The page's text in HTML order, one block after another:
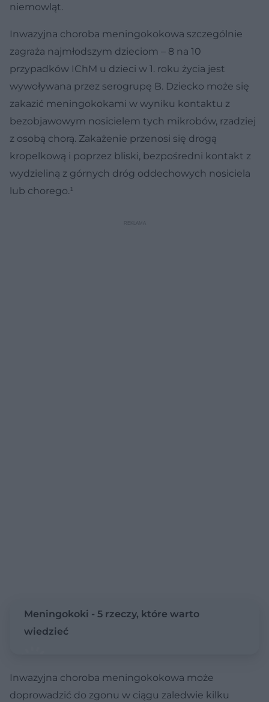
niemowląt.
Inwazyjna choroba meningokokowa szczególnie
zagraża najmłodszym dzieciom – 8 na 10
przypadków IChM u dzieci w 1. roku życia jest
wywoływana przez serogrupę B. Dziecko może się
zakazić meningokokami w wyniku kontaktu z
bezobjawowym nosicielem tych mikrobów, rzadziej
z osobą chorą. Zakażenie przenosi się drogą
kropelkową i poprzez bliski, bezpośredni kontakt z
wydzieliną z górnych dróg oddechowych nosiciela
lub chorego.¹
Meningokoki - 5 rzeczy, które warto
wiedzieć
Inwazyjna choroba meningokokowa może
doprowadzić do zgonu w ciągu zaledwie kilku